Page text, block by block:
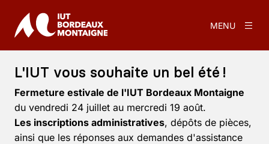
MENU
L'IUT vous souhaite un bel été !
Fermeture estivale de l'IUT Bordeaux Montaigne
du vendredi 24 juillet au mercredi 19 août.
Les inscriptions administratives, dépôts de pièces,
ainsi que les réponses aux demandes d'assistance